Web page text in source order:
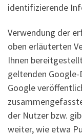
identifizierende
Verwendung der
oben erläuterten
Ihnen
geltenden
Google
der Nutzer bzw.
weiter, wie etwa